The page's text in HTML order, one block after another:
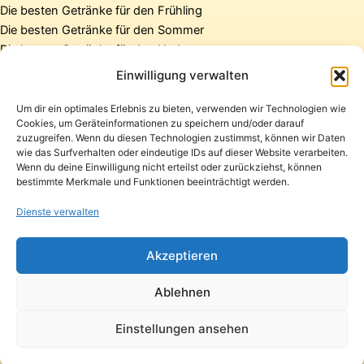
Einwilligung verwalten
Um dir ein optimales Erlebnis zu bieten, verwenden wir Technologien wie
Cookies, um Geräteinformationen zu speichern und/oder darauf
zuzugreifen. Wenn du diesen Technologien zustimmst, können wir Daten
wie das Surfverhalten oder eindeutige IDs auf dieser Website verarbeiten.
Wenn du deine Einwilligung nicht erteilst oder zurückziehst, können
bestimmte Merkmale und Funktionen beeinträchtigt werden.
Dienste verwalten
Akzeptieren
Ablehnen
Einstellungen ansehen
Die besten Getränke für den Frühling
Die besten Getränke für den Sommer
Die besten Getränke für den Herbst
Die besten Getränke für den Winter
Startseite
Presse
Kontakt / Support
Datenschutzerklärung
Copyright © 2026 Pfandpirat | Präsentiert vonZimmermanns
Internet & PR-Beratung
Instagram